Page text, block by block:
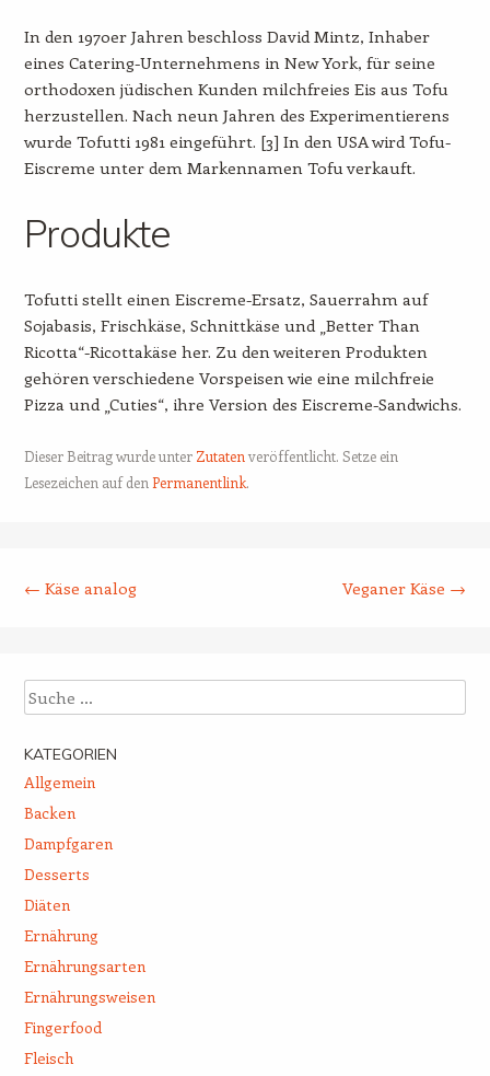
In den 1970er Jahren beschloss David Mintz, Inhaber
eines Catering-Unternehmens in New York, für seine
orthodoxen jüdischen Kunden milchfreies Eis aus Tofu
herzustellen. Nach neun Jahren des Experimentierens
wurde Tofutti 1981 eingeführt. [3] In den USA wird Tofu-
Eiscreme unter dem Markennamen Tofu verkauft.
Produkte
Tofutti stellt einen Eiscreme-Ersatz, Sauerrahm auf
Sojabasis, Frischkäse, Schnittkäse und „Better Than
Ricotta“-Ricottakäse her. Zu den weiteren Produkten
gehören verschiedene Vorspeisen wie eine milchfreie
Pizza und „Cuties“, ihre Version des Eiscreme-Sandwichs.
Dieser Beitrag wurde unter Zutaten veröffentlicht. Setze ein
Lesezeichen auf den Permanentlink.
← Käse analog Veganer Käse →
Suche
KATEGORIEN
Allgemein
Backen
Dampfgaren
Desserts
Diäten
Ernährung
Ernährungsarten
Ernährungsweisen
Fingerfood
Fleisch